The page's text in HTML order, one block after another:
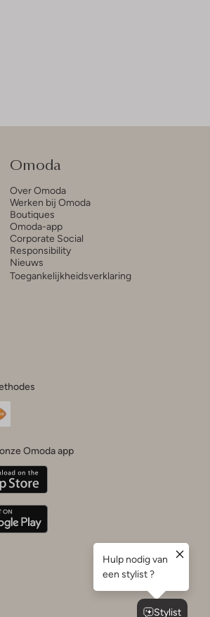
Omoda
Over Omoda
Werken bij Omoda
Boutiques
Omoda-app
Corporate Social
Responsibility
Nieuws
Toegankelijkheidsverklaring
Omoda app